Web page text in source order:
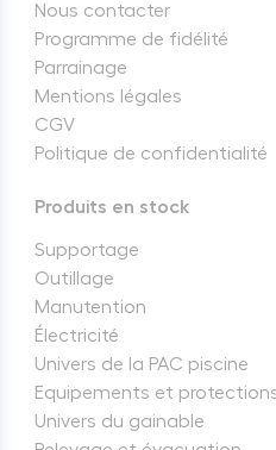
Nous contacter
Programme de fidélité
Parrainage
Mentions légales
CGV
Politique de confidentialité
Produits en stock
Supportage
Outillage
Manutention
Électricité
Univers de la PAC piscine
Equipements et
Univers du gainable